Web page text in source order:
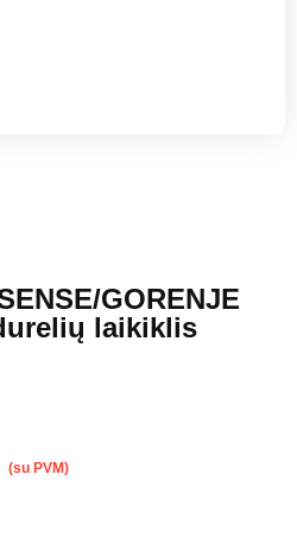
GORENJE
laikiklis
(su PVM)